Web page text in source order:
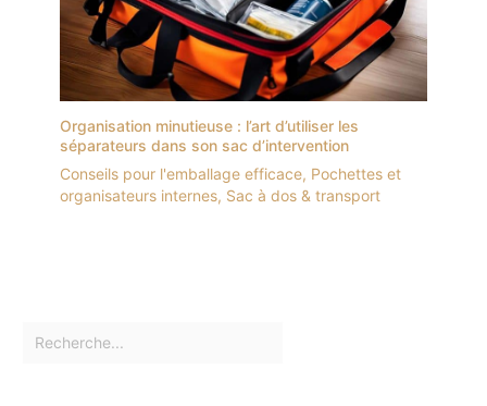
Organisation minutieuse : l’art d’utiliser les
séparateurs dans son sac d’intervention
Conseils pour l'emballage efficace, Pochettes et
organisateurs internes, Sac à dos & transport